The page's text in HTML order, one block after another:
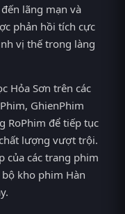
lãng mạn và
phản hồi tích cực
vị thế trong làng
Hỏa Sơn trên các
GhienPhim
RoPhim để tiếp tục
lượng vượt trội.
của các trang phim
kho phim Hàn